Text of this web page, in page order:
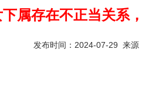
属存在不正当关系
发布时间：2024-07-29 来源